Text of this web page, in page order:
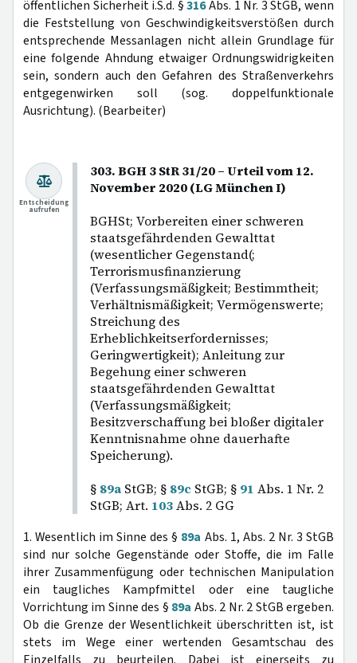
öffentlichen Sicherheit i.S.d. §316Abs. 1 Nr. 3 StGB, wenn
die Feststellung von Geschwindigkeitsverstößen durch
entsprechende Messanlagen nicht allein Grundlage für
eine folgende Ahndung etwaiger Ordnungswidrigkeiten
sein, sondern auch den Gefahren des Straßenverkehrs
entgegenwirken soll (sog. doppelfunktionale
Ausrichtung). (Bearbeiter)
303. BGH 3 StR 31/20 – Urteil vom 12.
November 2020 (LG München I)
BGHSt; Vorbereiten einer schweren
staatsgefährdenden Gewalttat
(wesentlicher Gegenstand(;
Terrorismusfinanzierung
(Verfassungsmäßigkeit; Bestimmtheit;
Verhältnismäßigkeit; Vermögenswerte;
Streichung des
Erheblichkeitserfordernisses;
Geringwertigkeit); Anleitung zur
Begehung einer schweren
staatsgefährdenden Gewalttat
(Verfassungsmäßigkeit;
Besitzverschaffung bei bloßer digitaler
Kenntnisnahme ohne dauerhafte
Speicherung).
§ 89a StGB; § 89c StGB; § 91 Abs. 1 Nr. 2
StGB; Art. 103Abs. 2 GG
Entscheidung
aufrufen
1. Wesentlich im Sinne des § 89a Abs. 1, Abs. 2 Nr. 3 StGB
sind nur solche Gegenstände oder Stoffe, die im Falle
ihrer Zusammenfügung oder technischen Manipulation
ein taugliches Kampfmittel oder eine taugliche
Vorrichtung im Sinne des § 89a Abs. 2 Nr. 2 StGB ergeben.
Ob die Grenze der Wesentlichkeit überschritten ist, ist
stets im Wege einer wertenden Gesamtschau des